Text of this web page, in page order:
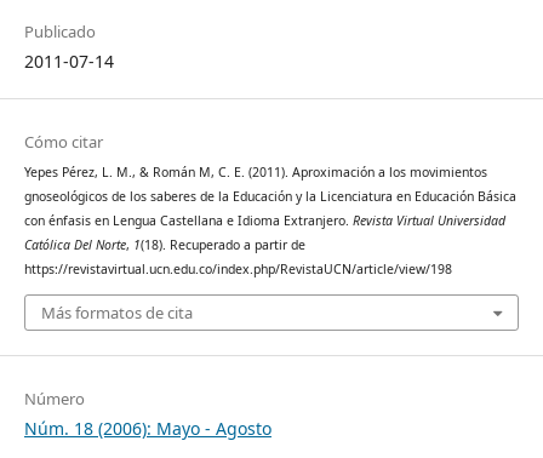
Publicado
2011-07-14
Cómo citar
Yepes Pérez, L. M., & Román M, C. E. (2011). Aproximación a los movimientos
gnoseológicos de los saberes de la Educación y la Licenciatura en Educación Básica
con énfasis en Lengua Castellana e Idioma Extranjero. Revista Virtual Universidad
Católica Del Norte, 1(18). Recuperado a partir de
https://revistavirtual.ucn.edu.co/index.php/RevistaUCN/article/view/198
Más formatos de cita
Número
Núm. 18 (2006): Mayo - Agosto